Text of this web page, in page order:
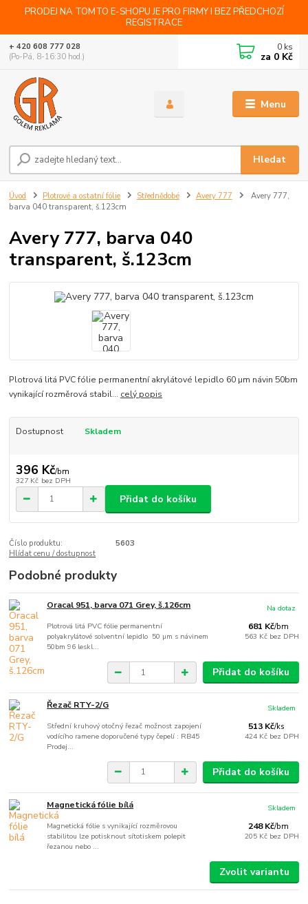
PRODEJ NA TOMTO E-SHOPU JE PRO FIRMY I BEZ PŘEDCHOZÍ
REGISTRACE
Menu
Hledat
+ 420 608 777 028
(Po-Pá, 8-16:30 hod.)
0 ks
za 0 Kč
Úvod Plotrové a ostatní fólie Střednědobé Avery 777
Avery 777,
barva 040 transparent, š.123cm
Avery 777, barva 040
transparent, š.123cm
Plotrová litá PVC fólie permanentní akrylátové lepidlo 60 µm návin 50bm
vynikající rozměrová stabil... celý popis
Dostupnost Skladem
396 Kč/bm
327 Kč bez DPH
Přidat do košíku
Číslo produktu:
5603
Hlídat cenu / dostupnost
Podobné produkty
Oracal 951, barva 071 Grey, š.126cm
Plotrová litá PVC fólie permanentní
polyakrylátové solventní lepidlo 50 µm s návinem
50bm 96 leskl...
681 Kč/bm
563 Kč bez DPH
Na dotaz
Přidat do košíku
Řezač RTY-2/G
Střední kruhový otočný řezač možnost zapojení
vodícího ramene doporučené typy čepelí : RB45
Prodej...
513 Kč/ks
424 Kč bez DPH
Skladem
Přidat do košíku
Magnetická fólie bílá
Magnetická fólie s vynikající rozměrovou
stabilitou lze potisknout sítotiskem polepit
řezanou nebo ...
248 Kč/bm
205 Kč bez DPH
Skladem
Zvolit variantu